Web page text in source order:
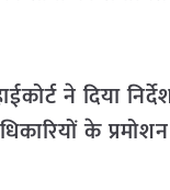
ने दिया
के प्रमोशन